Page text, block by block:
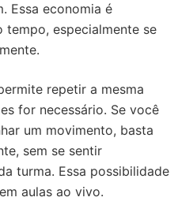
Essa economia é
especialmente se
repetir a mesma
for necessário. Se você
um movimento, basta
sem se sentir
turma. Essa possibilidade
aulas ao vivo.